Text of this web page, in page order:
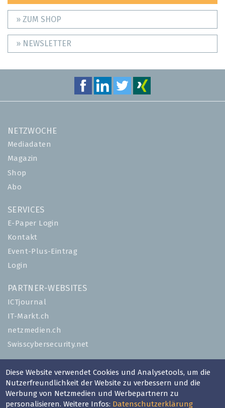
» ZUM SHOP
» NEWSLETTER
NETZWOCHE
Mediadaten
Magazin
Shop
Abo
SERVICES
E-Paper Login
Kontakt
Event-Plus-Eintrag
Login
PARTNER-WEBSITES
ICTjournal
IT-Markt.ch
netzmedien.ch
Swisscybersecurity.net
© NETZMEDIEN AG 2026
Impressum
AGB
Diese Website verwendet Cookies und Analysetools, um die
Nutzerfreundlichkeit der Website zu verbessern und die
Werbung von Netzmedien und Werbepartnern zu
personalisieren. Weitere Infos: Datenschutzerklärung